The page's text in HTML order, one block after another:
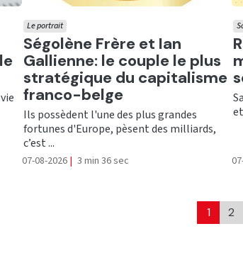
Ecouter
Ségolène Frère et Ian
Gallienne: le couple le plus
stratégique du capitalisme
franco-belge
Le portrait
Ils possèdent l'une des plus grandes
fortunes d'Europe, pèsent des milliards,
c’est ...
07-08-2026 | 3 min 36 sec
1 2